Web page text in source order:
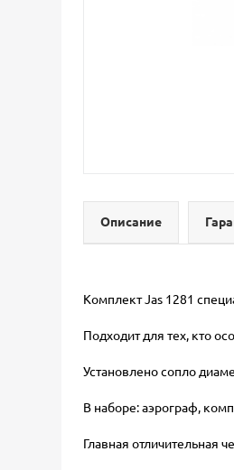
Описание
Комплект Jas 1281
Подходит для тех, кто
Установлено сопло
В наборе: аэрограф,
Главная отличительная